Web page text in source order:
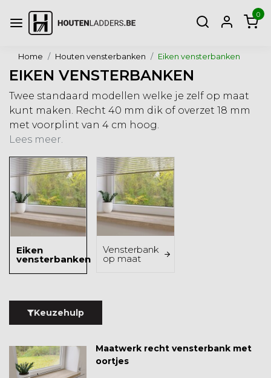
0
Home Houten vensterbanken Eiken vensterbanken
EIKEN VENSTERBANKEN
Twee standaard modellen welke je zelf op maat
kunt maken. Recht 40 mm dik of overzet 18 mm
met voorplint van 4 cm hoog.
Lees meer.
Eiken
vensterbanken
Vensterbank
op maat
Keuzehulp
Maatwerk recht vensterbank met
oortjes